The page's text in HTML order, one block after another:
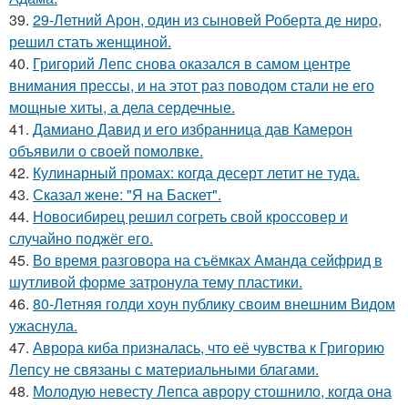
39. 29-Летний Арон, один из сыновей Роберта де ниро,
решил стать женщиной.
40. Григорий Лепс снова оказался в самом центре
внимания прессы, и на этот раз поводом стали не его
мощные хиты, а дела сердечные.
41. Дамиано Давид и его избранница дав Камерон
объявили о своей помолвке.
42. Кулинарный промах: когда десерт летит не туда.
43. Сказал жене: "Я на Баскет".
44. Новосибирец решил согреть свой кроссовер и
случайно поджёг его.
45. Во время разговора на съёмках Аманда сейфрид в
шутливой форме затронула тему пластики.
46. 80-Летняя голди хоун публику своим внешним Видом
ужаснула.
47. Аврора киба призналась, что её чувства к Григорию
Лепсу не связаны с материальными благами.
48. Молодую невесту Лепса аврору стошнило, когда она